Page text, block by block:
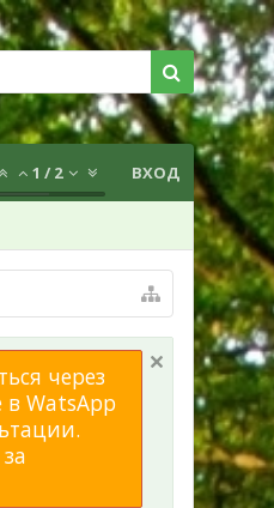
1 / 2 ВХОД
через
в WatsApp